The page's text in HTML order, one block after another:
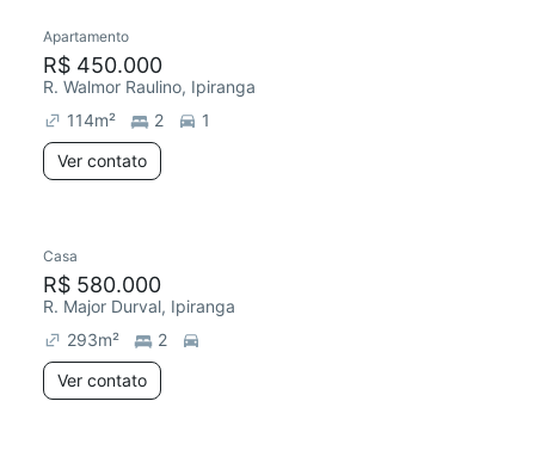
Redecorar
Apartamento
R$ 450.000
R. Walmor Raulino, Ipiranga
114m² 2
1
Ver contato
Casa
R$ 580.000
R. Major Durval, Ipiranga
293m²
2
Ver contato